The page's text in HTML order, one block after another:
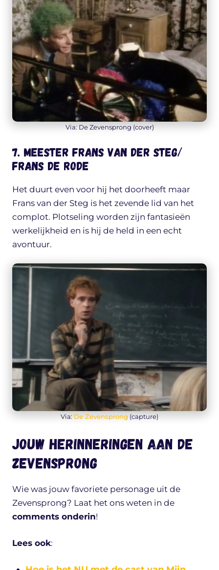
Via: De Zevensprong (cover)
7. Meester Frans van der Steg/
Frans de Rode
Het duurt even voor hij het doorheeft maar
Frans van der Steg is het zevende lid van het
complot. Plotseling worden zijn fantasieën
werkelijkheid en is hij de held in een echt
avontuur.
Via: De Zevensprong (capture)
Jouw herinneringen aan De
Zevensprong
Wie was jouw favoriete personage uit de
Zevensprong? Laat het ons weten in de
comments onderin!
Lees ook: